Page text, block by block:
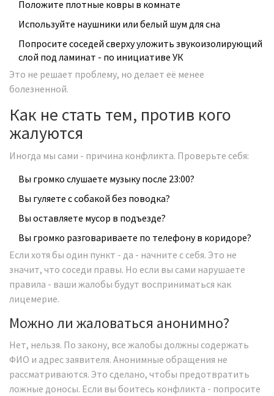
Положите плотные ковры в комнате
Используйте наушники или белый шум для сна
Попросите соседей сверху уложить звукоизолирующий
слой под ламинат - по инициативе УК
Это не решает проблему, но делает её менее
болезненной.
Как не стать тем, против кого
жалуются
Иногда мы сами - причина конфликта. Проверьте себя:
Вы громко слушаете музыку после 23:00?
Вы гуляете с собакой без поводка?
Вы оставляете мусор в подъезде?
Вы громко разговариваете по телефону в коридоре?
Если хотя бы один пункт - да - начните с себя. Это не
значит, что соседи правы. Но если вы сами нарушаете
правила - ваши жалобы будут восприниматься как
лицемерие.
Можно ли жаловаться анонимно?
Нет, нельзя. По закону, все жалобы должны содержать
ФИО и адрес заявителя. Анонимные обращения не
рассматриваются. Это сделано, чтобы предотвратить
ложные доносы. Если вы боитесь конфликта - попросите